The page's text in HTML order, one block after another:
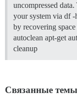
uncompressed
your system via df
by recovering
autoclean apt-get
cleanup
Связанные темы